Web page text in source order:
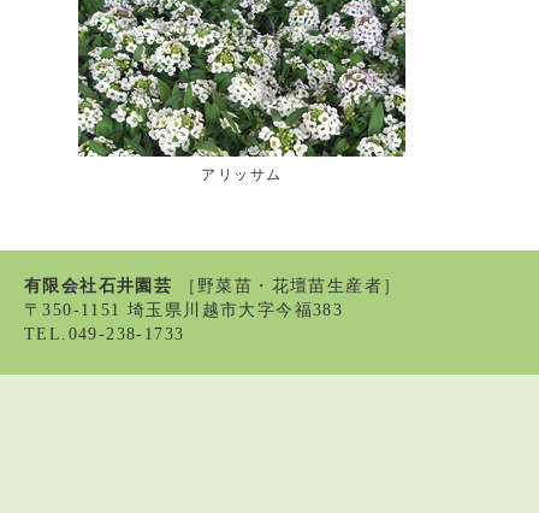
アリッサム
有限会社石井園芸 ［野菜苗・花壇苗生産者］
〒350-1151 埼玉県川越市大字今福383
TEL.049-238-1733